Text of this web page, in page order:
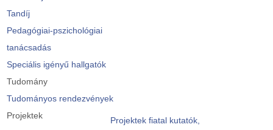
Tandíj
Pedagógiai-pszichológiai
tanácsadás
Speciális igényű hallgatók
Tudomány
Tudományos rendezvények
Projektek
Projektek fiatal kutatók,